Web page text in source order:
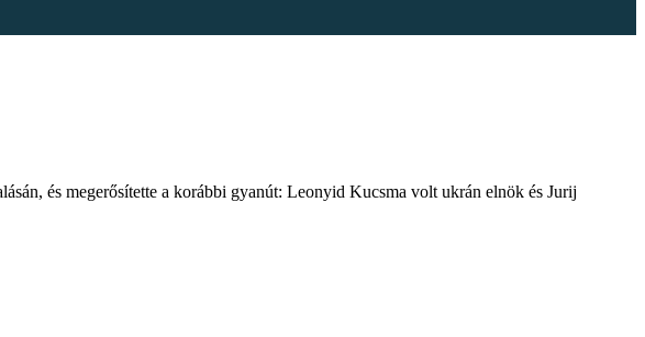
és megerősítette a korábbi gyanút: Leonyid Kucsma volt ukrán elnök és Jurij